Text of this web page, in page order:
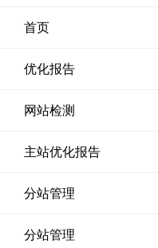
首页
优化报告
网站检测
主站优化报告
分站管理
分站管理